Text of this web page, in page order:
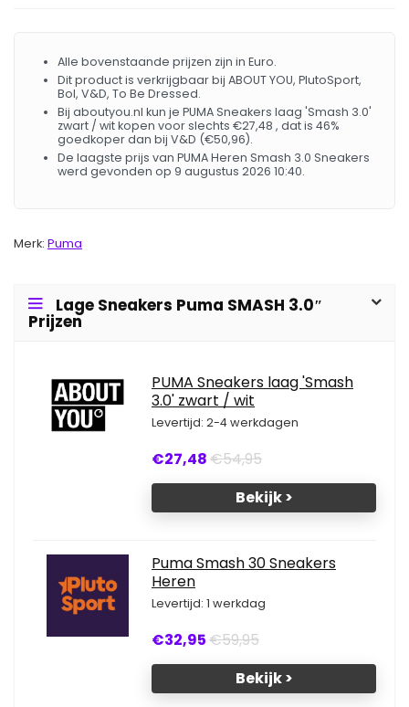
Alle bovenstaande prijzen zijn in Euro.
Dit product is verkrijgbaar bij ABOUT YOU, PlutoSport,
Bol, V&D, To Be Dressed.
Bij aboutyou.nl kun je PUMA Sneakers laag 'Smash 3.0'
zwart / wit kopen voor slechts €27,48 , dat is 46%
goedkoper dan bij V&D (€50,96).
De laagste prijs van PUMA Heren Smash 3.0 Sneakers
werd gevonden op 9 augustus 2026 10:40.
Merk: Puma
Lage Sneakers Puma SMASH 3.0″
Prijzen
PUMA Sneakers laag 'Smash
3.0' zwart / wit
Levertijd: 2-4 werkdagen
€27,48€54,95
Bekijk >
Puma Smash 30 Sneakers
Heren
Levertijd: 1 werkdag
€32,95€59,95
Bekijk >